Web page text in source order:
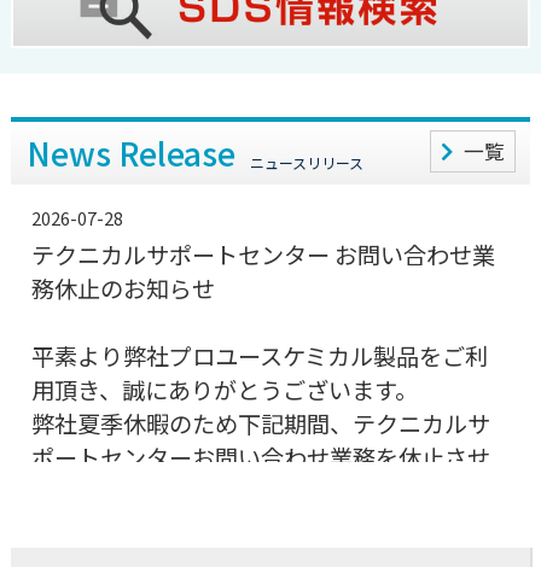
News Release ニュースリリース 一覧
2026-07-28
テクニカルサポートセンター お問い合わせ業
務休止のお知らせ
平素より弊社プロユースケミカル製品をご利
用頂き、誠にありがとうございます。
弊社夏季休暇のため下記期間、テクニカルサ
ポートセンターお問い合わせ業務を休止させ